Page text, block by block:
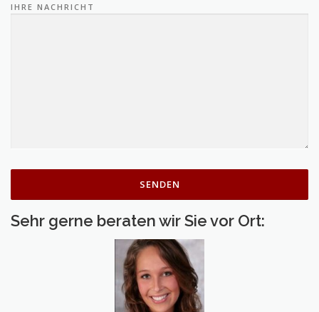
IHRE NACHRICHT
Sehr gerne beraten wir Sie vor Ort: